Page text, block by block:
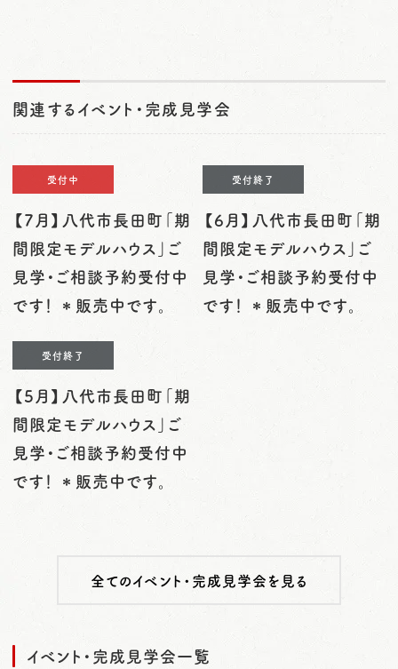
関連するイベント・完成見学会
受付中
【7月】八代市長田町「期
間限定モデルハウス」ご
見学・ご相談予約受付中
です！ ＊販売中です。
受付終了
【6月】八代市長田町「期
間限定モデルハウス」ご
見学・ご相談予約受付中
です！ ＊販売中です。
受付終了
【5月】八代市長田町「期
間限定モデルハウス」ご
見学・ご相談予約受付中
です！ ＊販売中です。
全てのイベント・完成見学会を見る
イベント・完成見学会一覧